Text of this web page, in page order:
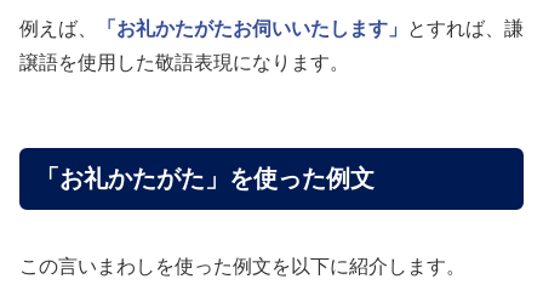
例えば、 「お礼かたがたお伺いいたします」
とすれば、謙
譲語を使用した敬語表現になります。
「お礼かたがた」を使った例文
この言いまわしを使った例文を以下に紹介します。